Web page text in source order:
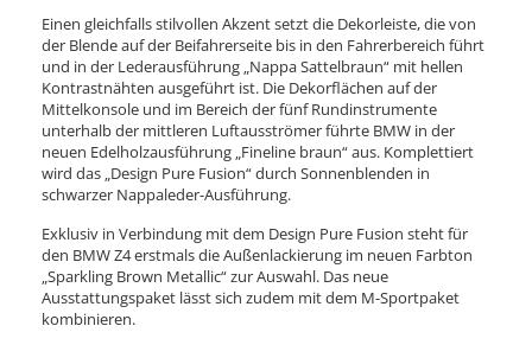
Einen gleichfalls stilvollen Akzent setzt die Dekorleiste, die von
der Blende auf der Beifahrerseite bis in den Fahrerbereich führt
und in der Lederausführung „Nappa Sattelbraun“ mit hellen
Kontrastnähten ausgeführt ist. Die Dekorflächen auf der
Mittelkonsole und im Bereich der fünf Rundinstrumente
unterhalb der mittleren Luftausströmer führte BMW in der
neuen Edelholzausführung „Fineline braun“ aus. Komplettiert
wird das „Design Pure Fusion“ durch Sonnenblenden in
schwarzer Nappaleder-Ausführung.
Exklusiv in Verbindung mit dem Design Pure Fusion steht für
den BMW Z4 erstmals die Außenlackierung im neuen Farbton
„Sparkling Brown Metallic“ zur Auswahl. Das neue
Ausstattungspaket lässt sich zudem mit dem M-Sportpaket
kombinieren.